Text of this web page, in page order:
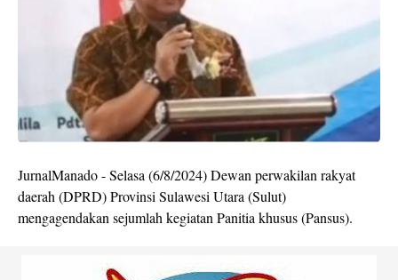
JurnalManado - Selasa (6/8/2024) Dewan perwakilan rakyat
daerah (DPRD) Provinsi Sulawesi Utara (Sulut)
mengagendakan sejumlah kegiatan Panitia khusus (Pansus).